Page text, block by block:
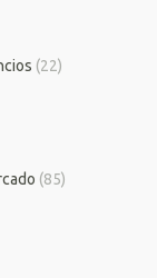
(22)
(85)